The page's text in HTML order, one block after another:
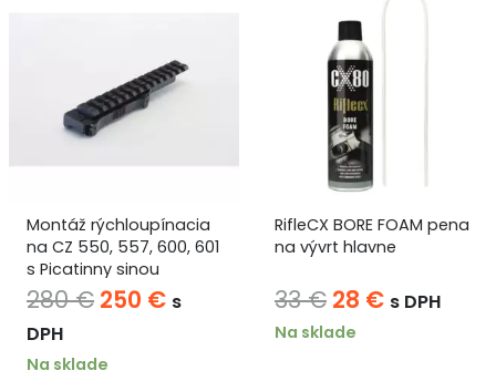
Montáž rýchloupínacia
na CZ 550, 557, 600, 601
s Picatinny sinou
280€ Pôvodná
bola:
250 €Aktuálna
s
DPH
Na sklade
RifleCX BORE FOAM pena
na vývrt hlavne
33€ Pôvodná
cena
28 €Aktuálna
s DPH
Na sklade